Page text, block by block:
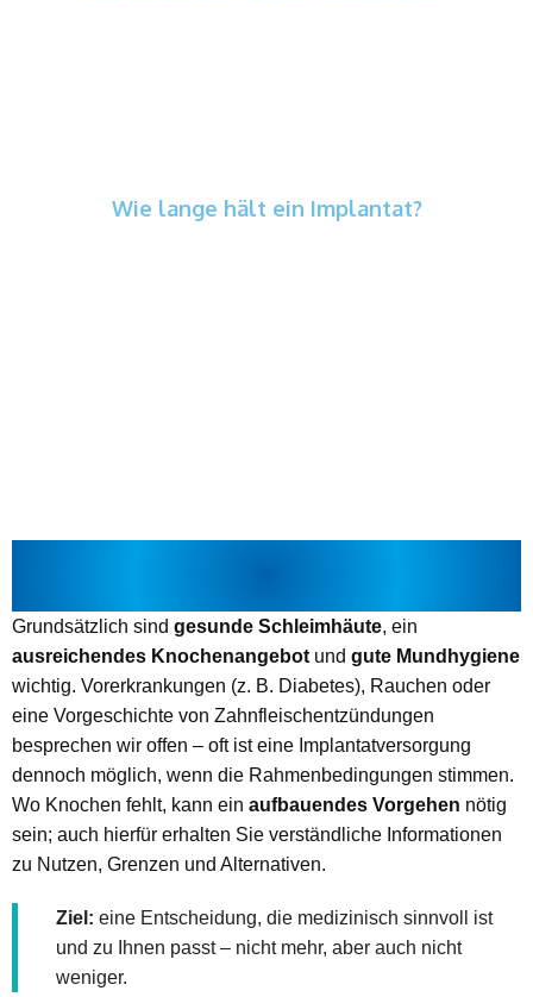
Wie lange hält ein Implantat?
Grundsätzlich sind gesunde Schleimhäute, ein
ausreichendes Knochenangebot und gute Mundhygiene
wichtig. Vorerkrankungen (z. B. Diabetes), Rauchen oder
eine Vorgeschichte von Zahnfleischentzündungen
besprechen wir offen – oft ist eine Implantatversorgung
dennoch möglich, wenn die Rahmenbedingungen stimmen.
Wo Knochen fehlt, kann ein aufbauendes Vorgehen nötig
sein; auch hierfür erhalten Sie verständliche Informationen
zu Nutzen, Grenzen und Alternativen.
Ziel: eine Entscheidung, die medizinisch sinnvoll ist
und zu Ihnen passt – nicht mehr, aber auch nicht
weniger.